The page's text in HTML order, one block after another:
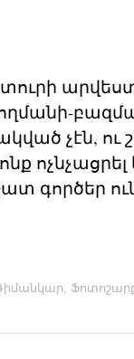
չէն, ու
գործեր
,